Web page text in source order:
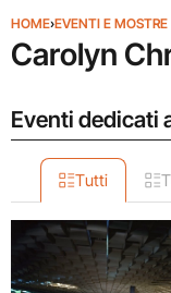
HOME›EVENTI E MOSTRE
Carolyn
Eventi dedicati
Tutti